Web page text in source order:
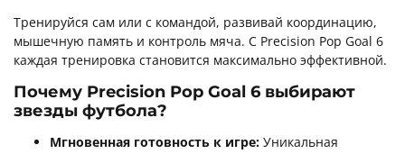
Тренируйся сам или с командой, развивай координацию,
мышечную память и контроль мяча. С Precision Pop Goal 6
каждая тренировка становится максимально эффективной.
Почему Precision Pop Goal 6 выбирают
звезды футбола?
Мгновенная готовность к игре: Уникальная